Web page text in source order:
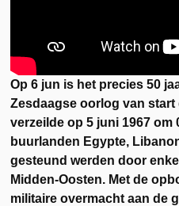
Op 6 jun is het precies 50
Zesdaagse oorlog van start
verzeilde op 5 juni 1967 om
buurlanden Egypte,
gesteund werden door
Midden-Oosten. Met de
militaire overmacht aan de